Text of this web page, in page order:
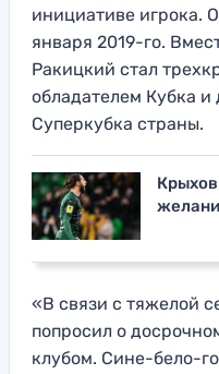
инициативе игрока.
января 2019-го.
Ракицкий стал
обладателем Кубка
Суперкубка страны.
«В связи с тяжелой
попросил о
клубом. Сине-бело-